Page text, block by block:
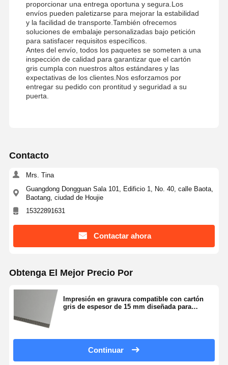
proporcionar una entrega oportuna y segura.Los
envíos pueden paletizarse para mejorar la estabilidad
y la facilidad de transporte.También ofrecemos
soluciones de embalaje personalizadas bajo petición
para satisfacer requisitos específicos.
Antes del envío, todos los paquetes se someten a una
inspección de calidad para garantizar que el cartón
gris cumpla con nuestros altos estándares y las
expectativas de los clientes.Nos esforzamos por
entregar su pedido con prontitud y seguridad a su
puerta.
Contacto
Mrs. Tina
Guangdong Dongguan Sala 101, Edificio 1, No. 40, calle Baota,
Baotang, ciudad de Houjie
15322891631
Contactar ahora
Obtenga El Mejor Precio Por
Impresión en gravura compatible con cartón
gris de espesor de 15 mm diseñada para
Continuar